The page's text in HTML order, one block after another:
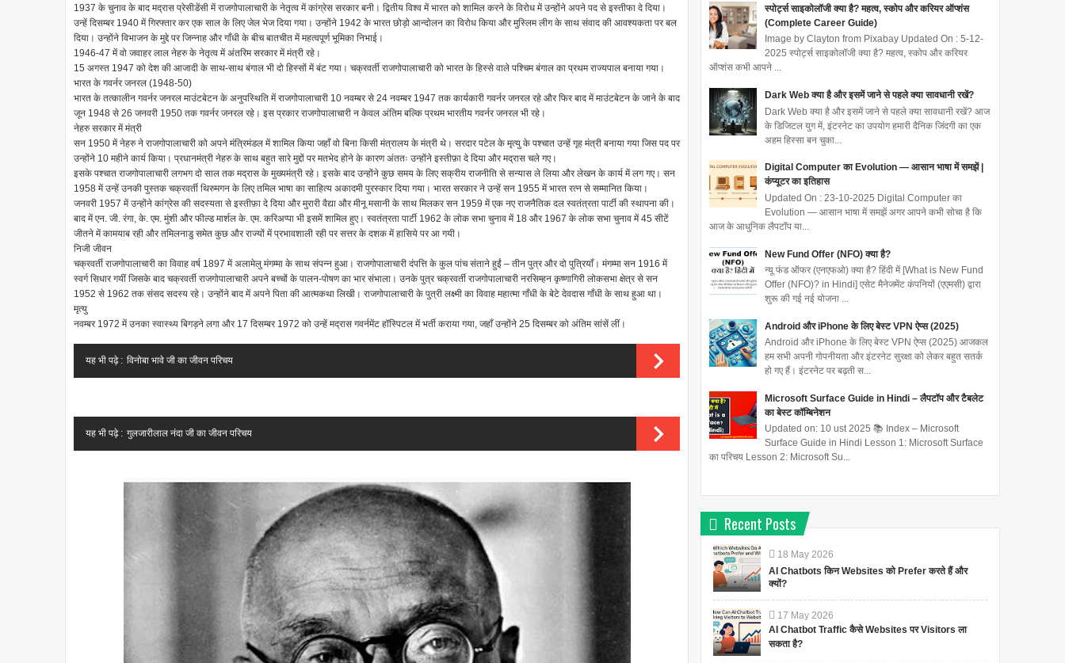
1937 के चुनाव के बाद मद्रास प्रेसीडेंसी में राजगोपालाचारी के नेतृत्व में कांग्रेस सरकार बनी। द्वितीय विश्व में भारत को शामिल करने के विरोध में उन्होंने अपने पद से इस्तीफा दे दिया।
उन्हें दिसम्बर 1940 में गिरफ्तार कर एक साल के लिए जेल भेज दिया गया। उन्होंने 1942 के भारत छोड़ो आन्दोलन का विरोध किया और मुस्लिम लीग के साथ संवाद की आवश्यकता पर बल
दिया। उन्होंने विभाजन के मुद्दे पर जिन्नाह और गाँधी के बीच बातचीत में महत्वपूर्ण भूमिका निभाई।
1946-47 में वो जवाहर लाल नेहरु के नेतृत्व में अंतरिम सरकार में मंत्री रहे।
15 अगस्त 1947 को देश की आजादी के साथ-साथ बंगाल भी दो हिस्सों में बंट गया। चक्रवर्ती राजगोपालाचारी को भारत के हिस्से वाले पश्चिम बंगाल का प्रथम राज्यपाल बनाया गया।
भारत के गवर्नर जनरल (1948-50)
भारत के तत्कालीन गवर्नर जनरल माउंटबेटन के अनुपस्थिति में राजगोपालाचारी 10 नवम्बर से 24 नवम्बर 1947 तक कार्यकारी गवर्नर जनरल रहे और फिर बाद में माउंटबेटन के जाने के बाद
जून 1948 से 26 जनवरी 1950 तक गवर्नर जनरल रहे। इस प्रकार राजगोपालाचारी न केवल अंतिम बल्कि प्रथम भारतीय गवर्नर जनरल भी रहे।
नेहरु सरकार में मंत्री
सन 1950 में नेहरु ने राजगोपालाचारी को अपने मंत्रिमंडल में शामिल किया जहाँ वो बिना किसी मंत्रालय के मंत्री थे। सरदार पटेल के मृत्यु के पश्चात उन्हें गृह मंत्री बनाया गया जिस पद पर
उन्होंने 10 महीने कार्य किया। प्रधानमंत्री नेहरु के साथ बहुत सारे मुद्दों पर मतभेद होने के कारण अंततः उन्होंने इस्तीफ़ा दे दिया और मद्रास चले गए।
इसके पश्चात राजगोपालाचारी लगभग दो साल तक मद्रास के मुख्यमंत्री रहे। इसके बाद उन्होंने कुछ समय के लिए सक्रीय राजनीति से सन्यास ले लिया और लेखन के कार्य में लग गए। सन
1958 में उन्हें उनकी पुस्तक चक्रवर्ती थिरुमगन के लिए तमिल भाषा का साहित्य अकादमी पुरस्कार दिया गया। भारत सरकार ने उन्हें सन 1955 में भारत रत्न से सम्मानित किया।
जनवरी 1957 में उन्होंने कांग्रेस की सदस्यता से इस्तीफ़ा दे दिया और मुरारी वैद्या और मीनू मसानी के साथ मिलकर सन 1959 में एक नए राजनैतिक दल स्वतंत्रता पार्टी की स्थापना की।
बाद में एन. जी. रंगा, के. एम. मुंशी और फील्ड मार्शल के. एम. करिअप्पा भी इसमें शामिल हुए। स्वतंत्रता पार्टी 1962 के लोक सभा चुनाव में 18 और 1967 के लोक सभा चुनाव में 45 सीटें
जीतने में कामयाब रही और तमिलनाडु समेत कुछ और राज्यों में प्रभावशाली रही पर सत्तर के दशक में हासिये पर आ गयी।
निजी जीवन
चक्रवर्ती राजगोपालाचारी का विवाह वर्ष 1897 में अलामेलु मंगम्मा के साथ संपन्न हुआ। राजगोपालाचारी दंपत्ति के कुल पांच संताने हुईं – तीन पुत्र और दो पुत्रियाँ। मंगम्मा सन 1916 में
स्वर्ग सिधार गयीं जिसके बाद चक्रवर्ती राजगोपालाचारी अपने बच्चों के पालन-पोषण का भार संभाला। उनके पुत्र चक्रवर्ती राजगोपालाचारी नरसिम्हन कृष्णागिरी लोकसभा क्षेत्र से सन
1952 से 1962 तक संसद सदस्य रहे। उन्होंने बाद में अपने पिता की आत्मकथा लिखी। राजगोपालाचारी के पुत्री लक्ष्मी का विवाह महात्मा गाँधी के बेटे देवदास गाँधी के साथ हुआ था।
मृत्यु
नवम्बर 1972 में उनका स्वास्थ्य बिगड़ने लगा और 17 दिसम्बर 1972 को उन्हें मद्रास गवर्नमेंट हॉस्पिटल में भर्ती कराया गया, जहाँ उन्होंने 25 दिसम्बर को अंतिम सांसें लीं।
यह भी पढ़े : विनोबा भावे जी का जीवन परिचय
यह भी पढ़े : गुलजारीलाल नंदा जी का जीवन परिचय
स्पोर्ट्स साइकोलॉजी क्या है? महत्व, स्कोप और करियर ऑप्शंस
(Complete Career Guide)
Image by Clayton from Pixabay Updated On : 5-12-
2025 स्पोर्ट्स साइकोलॉजी क्या है? महत्व, स्कोप और करियर
ऑप्शंस कभी आपने ...
Dark Web क्या है और इसमें जाने से पहले क्या सावधानी रखें?
Dark Web क्या है और इसमें जाने से पहले क्या सावधानी रखें? आज
के डिजिटल युग में, इंटरनेट का उपयोग हमारी दैनिक जिंदगी का एक
अहम हिस्सा बन चुका...
Digital Computer का Evolution — आसान भाषा में समझें |
कंप्यूटर का इतिहास
Updated On : 23-10-2025 Digital Computer का
Evolution — आसान भाषा में समझें अगर आपने कभी सोचा है कि
आज के आधुनिक लैपटॉप या...
New Fund Offer (NFO) क्या है?
न्यू फंड ऑफर (एनएफओ) क्या है? हिंदी में [What is New Fund
Offer (NFO)? in Hindi] एसेट मैनेजमेंट कंपनियों (एएमसी) द्वारा
शुरू की गई नई योजना ...
Android और iPhone के लिए बेस्ट VPN ऐप्स (2025)
Android और iPhone के लिए बेस्ट VPN ऐप्स (2025) आजकल
हम सभी अपनी गोपनीयता और इंटरनेट सुरक्षा को लेकर बहुत सतर्क
हो गए हैं। इंटरनेट पर बढ़ती स...
Microsoft Surface Guide in Hindi – लैपटॉप और टैबलेट
का बेस्ट कॉम्बिनेशन
Updated on: 10 ust 2025 📚 Index – Microsoft
Surface Guide in Hindi Lesson 1: Microsoft Surface
का परिचय Lesson 2: Microsoft Su...
Recent Posts
18 May 2026
AI Chatbots किन Websites को Prefer करते हैं और
क्यों?
17 May 2026
AI Chatbot Traffic कैसे Websites पर Visitors ला
सकता है?